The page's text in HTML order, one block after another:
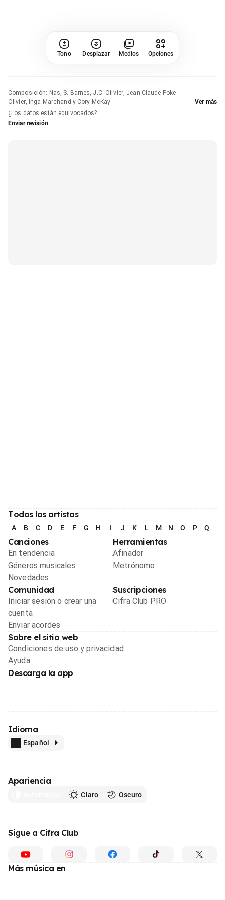
Tono Desplazar Medios Opciones
Composición: Nas, S. Barnes, J.C. Olivier, Jean Claude Poke
Olivier, Inga Marchand y Cory McKay
Ver más
¿Los datos están equivocados?
Enviar revisión
Todos los artistas
A B C D E F G H I J K L M N O P Q
Canciones
En tendencia
Géneros musicales
Novedades
Herramientas
Afinador
Metrónomo
Comunidad
Iniciar sesión o crear una
cuenta
Enviar acordes
Suscripciones
Cifra Club PRO
Sobre el sitio web
Condiciones de uso y privacidad
Ayuda
Descarga la app
Idioma
Español
Apariencia
Claro Oscuro
Sigue a Cifra Club
Más música en